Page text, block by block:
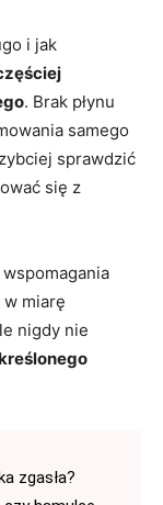
i jak
. Brak płynu
samego
sprawdzić
się z
miarę
nigdy nie
zgasła?